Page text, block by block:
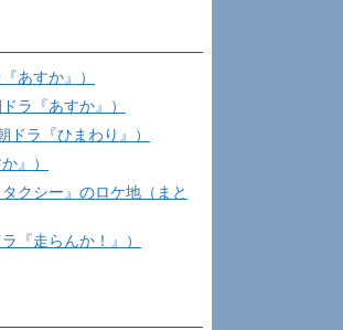
あすか』）
ラ『あすか』）
ドラ『ひまわり』）
』）
クシー』のロケ地（まと
『走らんか！』）